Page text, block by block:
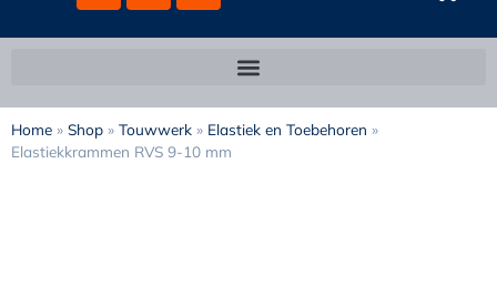
Home » Shop » Touwwerk » Elastiek en Toebehoren »
Elastiekkrammen RVS 9-10 mm